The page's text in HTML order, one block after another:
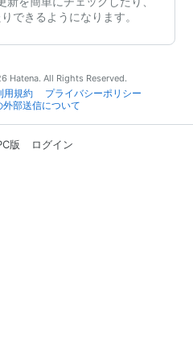
できるようになります。
Hatena. All Rights Reserved.
用規約
プライバシーポリシー
部送信について
版 ログイン